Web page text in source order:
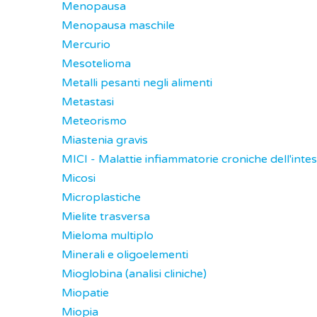
Menopausa
Menopausa maschile
Mercurio
Mesotelioma
Metalli pesanti negli alimenti
Metastasi
Meteorismo
Miastenia gravis
MICI - Malattie infiammatorie croniche
Micosi
Microplastiche
Mielite trasversa
Mieloma multiplo
Minerali e oligoelementi
Mioglobina (analisi cliniche)
Miopatie
Miopia